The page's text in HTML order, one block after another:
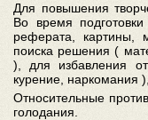
Для повышения
Во время
реферата, картины,
поиска решения (
), для избавления от
курение, наркомания
Относительные
голодания.